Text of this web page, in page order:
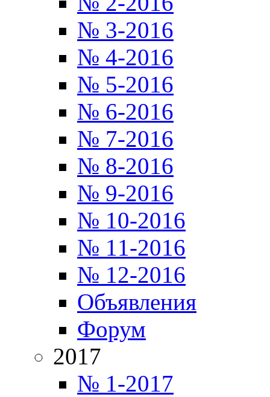
№ 3-2016
№ 4-2016
№ 5-2016
№ 6-2016
№ 7-2016
№ 8-2016
№ 9-2016
№ 10-2016
№ 11-2016
№ 12-2016
Объявления
Форум
2017
№ 1-2017